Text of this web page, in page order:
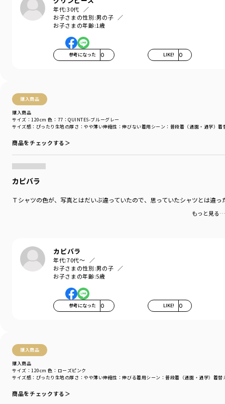
年代:30代
お子さまの性別:男の子
お子さまの年齢:1歳
参考になった 0 LIKE! 0
購入商品
購入商品
サイズ感 ：ぴったり 生地の厚さ ：やや薄い伸縮性 ：伸びない着用シーン ：普段着（通園・通学）着
サイズ：120cm 色：77：QUINTES-ブルーグレー
商品をチェックする＞
カピバラ
Ｔシャツの色が、写真とはだいぶ違っていたので、思っていたシャツとは違っ
もっと見る…
カピバラ
年代:70代～
お子さまの性別:男の子
お子さまの年齢:5歳
参考になった 0 LIKE! 0
購入商品
購入商品
サイズ感 ：ぴったり 生地の厚さ ：やや薄い伸縮性 ：伸びる着用シーン ：普段着（通園・通学） 着替
サイズ：120cm 色：ローズピンク
商品をチェックする＞
伸縮性：あり
透け感：03：MID-オフホワイト/ややあり
04：アイボリー/ややあり
その他カラー/なし
＃お揃い＃お揃いコーデ
＃ペア＃ペアコーデ
＃リンク＃リンクコーデ
＃ユニセックス＃160cm
着用イメージ/カラー：ネイビーブルー
ブランド
カテゴリ
／トップス>半袖Tシャツ・タンクトップ